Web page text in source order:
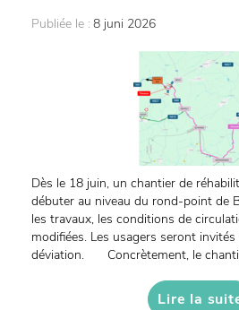
Publiée le : 8 juni 2026
Dès le 18 juin, un chantier de
débuter au niveau du rond-point de
les travaux, les conditions de
modifiées. Les usagers seront
déviation. Concrètement, le
Lire la